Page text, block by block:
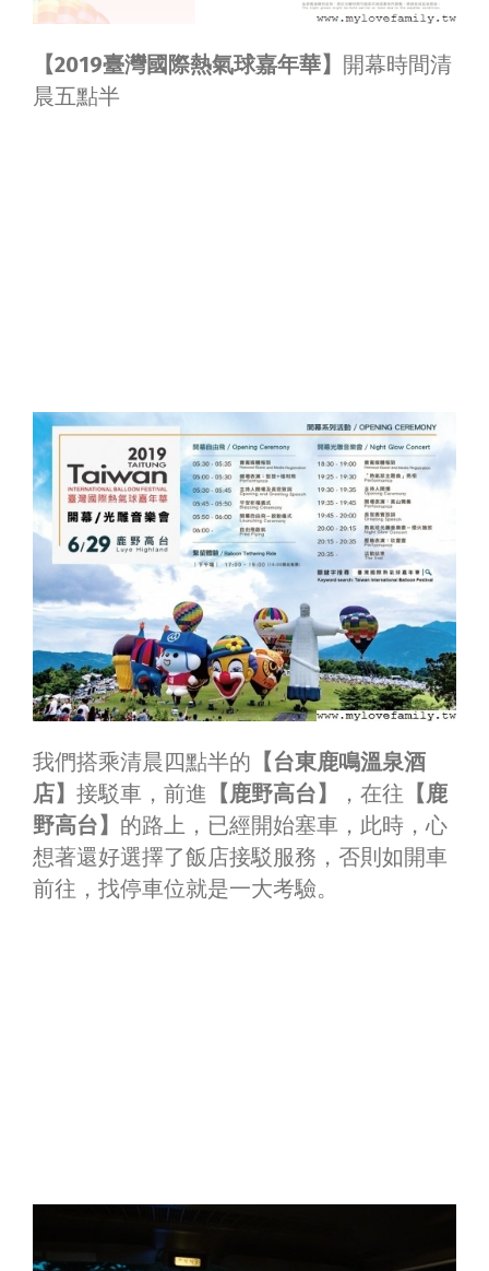
【2019臺灣國際熱氣球嘉年華】 開幕時間清
晨五點半
我們搭乘清晨四點半的 【台東鹿鳴溫泉酒
店】 接駁車，前進 【鹿野高台】 ，在往 【鹿
野高台】 的路上，已經開始塞車，此時，心
想著還好選擇了飯店接駁服務，否則如開車
前往，找停車位就是一大考驗。